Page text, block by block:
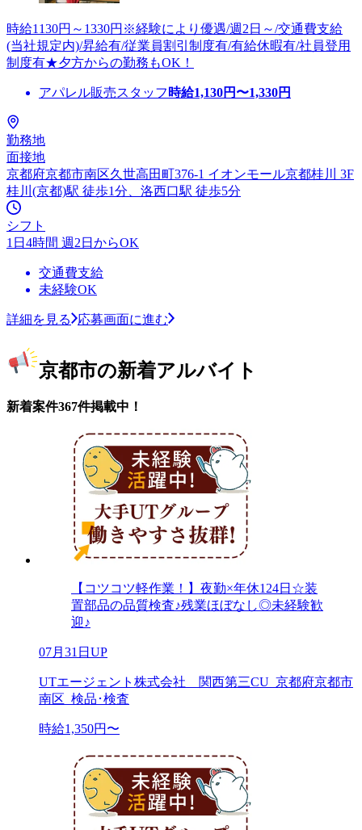
時給1130円～1330円※経験により優遇/週2日～/交通費支給
(当社規定内)/昇給有/従業員割引制度有/有給休暇有/社員登用
制度有★夕方からの勤務もOK！
アパレル販売スタッフ 時給1,130円〜1,330円
勤務地
面接地
京都府京都市南区久世高田町376-1 イオンモール京都桂川 3F
桂川(京都)駅 徒歩1分、洛西口駅 徒歩5分
シフト
1日4時間 週2日からOK
交通費支給
未経験OK
詳細を見る 応募画面に進む
京都市の新着アルバイト
新着案件367件掲載中！
【コツコツ軽作業！】夜勤×年休124日☆装
置部品の品質検査♪残業ほぼなし◎未経験歓
迎♪
07月31日UP
UTエージェント株式会社 関西第三CU_京都府京都市
南区_検品･検査
時給1,350円〜